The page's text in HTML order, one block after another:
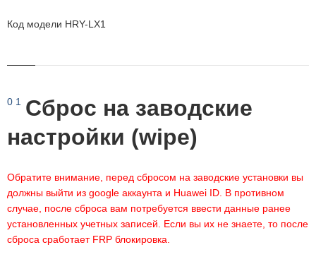
Код модели HRY-LX1
0 1
Сброс на заводские
настройки (wipe)
Обратите внимание, перед сбросом на заводские установки вы
должны выйти из google аккаунта и Huawei ID. В противном
случае, после сброса вам потребуется ввести данные ранее
установленных учетных записей. Если вы их не знаете, то после
сброса сработает FRP блокировка.